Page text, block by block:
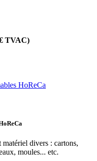
TVAC)
matériel divers : cartons,
moules... etc.